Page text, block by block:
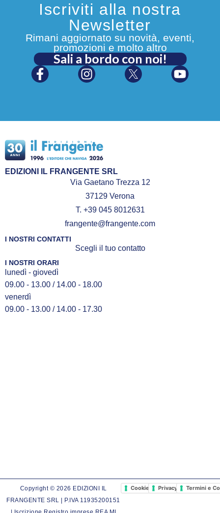
Iscriviti alla nostra
Newsletter
Rimani aggiornato su novità, eventi,
promozioni e molto altro
Sali a bordo con noi!
EDIZIONI IL FRANGENTE SRL
Via Gaetano Trezza 12
37129 Verona
T. +39 045 8012631
frangente@frangente.com
I NOSTRI CONTATTI
Scegli il tuo contatto
I NOSTRI ORARI
lunedì - giovedì
09.00 - 13.00 / 14.00 - 18.00
venerdì
09.00 - 13.00 / 14.00 - 17.30
Copyright © 2026 EDIZIONI IL
FRANGENTE SRL | P.IVA 11935200151
Cookie PolicyPrivacy PolicyTermini e